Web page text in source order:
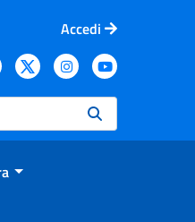
Accedi